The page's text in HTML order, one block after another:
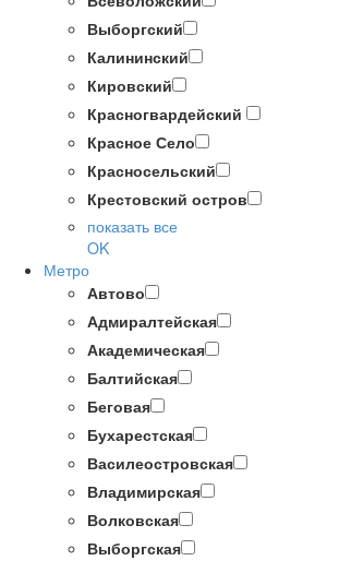
Выборгский
Калининский
Кировский
Красногвардейский
Красное Село
Красносельский
Крестовский остров
показать все
OK
Метро
Автово
Адмиралтейская
Академическая
Балтийская
Беговая
Бухарестская
Василеостровская
Владимирская
Волковская
Выборгская